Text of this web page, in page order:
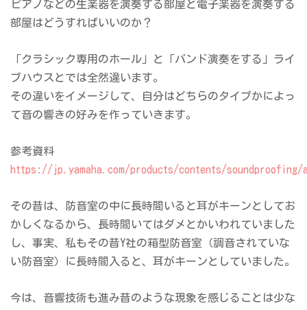
ピアノなどの生楽器を演奏する部屋と電子楽器を演奏する
部屋はどうすればいいのか？
「クラシック専用のホール」と「バンド演奏をする」ライ
ブハウスとでは全然違います。
その違いをイメージして、自分はどちらのタイプかによっ
て音の響きの好みを作っていきます。
参考資料
https://jp.yamaha.com/products/contents/
その昔は、防音室の中に長時間いると耳がキーンとしてお
かしくなるから、長時間いてはダメとかいわれていました
し、事実、私もその昔Y社の箱型防音室（調音されていな
い防音室）に長時間入ると、耳がキーンとしていました。
今は、音響技術も進み昔のような現象を感じることは少な